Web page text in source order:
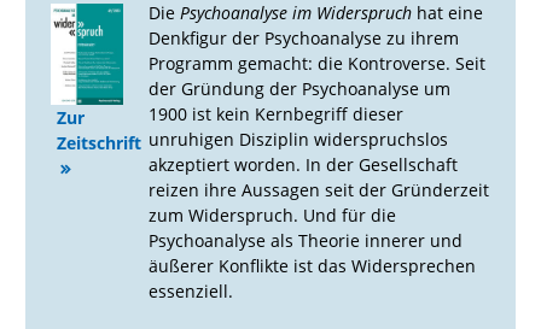
Zur
Zeitschrift
Die Psychoanalyse im Widerspruchhat eine
Denkfigur der Psychoanalyse zu ihrem
Programm gemacht: die Kontroverse. Seit
der Gründung der Psychoanalyse um
1900 ist kein Kernbegriff dieser
unruhigen Disziplin widerspruchslos
akzeptiert worden. In der Gesellschaft
reizen ihre Aussagen seit der Gründerzeit
zum Widerspruch. Und für die
Psychoanalyse als Theorie innerer und
äußerer Konflikte ist das Widersprechen
essenziell.